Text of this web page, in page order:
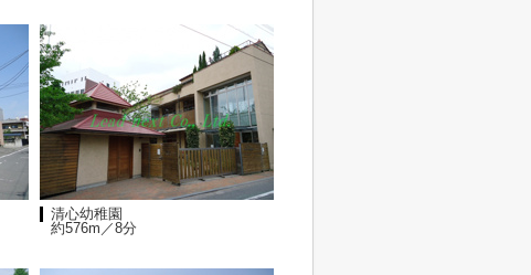
清心幼稚園
約576m／8分